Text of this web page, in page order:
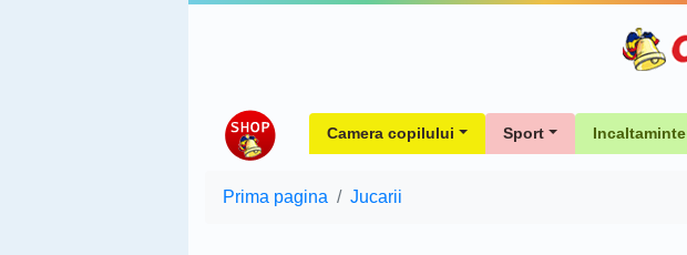
Camera copilului Sport Incaltaminte
Prima pagina Jucarii